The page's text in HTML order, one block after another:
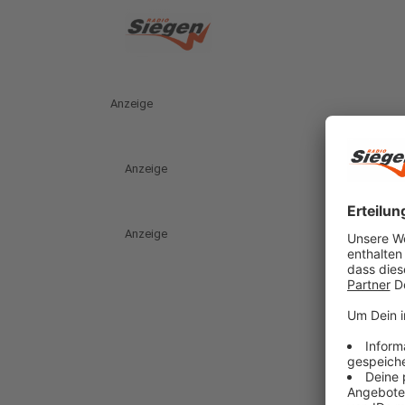
Anzeige
Anzeige
Anzeige